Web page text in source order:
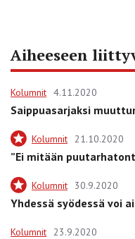
Aiheeseen
Kolumnit 4.11.2020
Saippuasarjaksi
Kolumnit 21.10.2020
”Ei mitään
Kolumnit 30.9.2020
Yhdessä syödessä voi
Kolumnit 23.9.2020